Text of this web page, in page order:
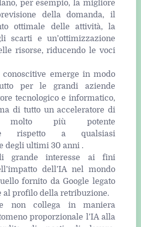
per esempio, la migliore
della domanda, il
ottimale delle attività, la
scarti e un’ottimizzazione
risorse, riducendo le voci
emerge in modo
per le grandi aziende
tecnologico e informatico,
di tutto un acceleratore di
molto più potente
rispetto a qualsiasi
degli ultimi 30 anni .
grande interesse ai fini
dell’IA nel mondo
fornito da Google legato
al profilo della retribuzione.
non collega in maniera
proporzionale l’IA alla